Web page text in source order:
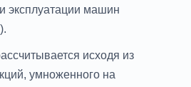
эксплуатации машин
исходя из
умноженного на